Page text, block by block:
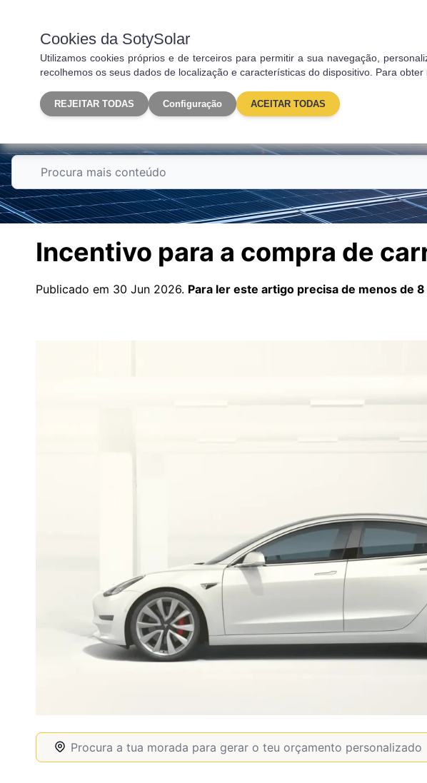
Fotovoltaica
Autoconsumo Energia solar
Incentivo para a compra de
Publicado em 30 Jun 2026. Para ler este artigo precisa de menos de
Cookies da SotySolar
Utilizamos cookies próprios e de terceiros para permitir a sua navegação,
recolhemos os seus dados de localização e características do dispositivo. Para
REJEITAR TODAS Configuração ACEITAR TODAS